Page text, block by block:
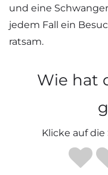
und eine
jedem Fall ein
ratsam.
Wie hat
Klicke auf